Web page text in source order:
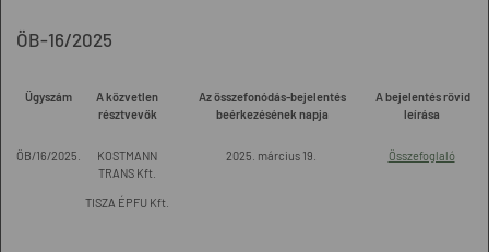
ÖB-16/2025
Ügyszám
A közvetlen
résztvevők
Az összefonódás-bejelentés
beérkezésének napja
A bejelentés rövid
leírása
ÖB/16/2025.
KOSTMANN
TRANS Kft.
TISZA ÉPFU Kft.
2025. március 19. Összefoglaló